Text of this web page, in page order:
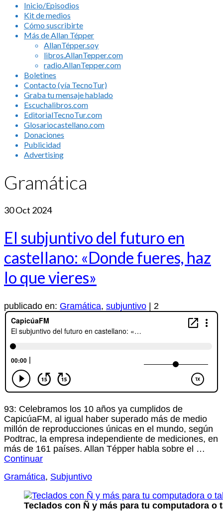
Inicio/Episodios
Kit de medios
Cómo suscribirte
Más de Allan Tépper
AllanTépper.soy
libros.AllanTepper.com
radio.AllanTepper.com
Boletines
Contacto (vía TecnoTur)
Graba tu mensaje hablado
Escuchalibros.com
EditorialTecnoTur.com
Glosariocastellano.com
Donaciones
Publicidad
Advertising
Gramática
30Oct 2024
El subjuntivo del futuro en
castellano: «Donde fueres, haz
lo que vieres»
publicado en: Gramática, subjuntivo 2
93: Celebramos los 10 años ya cumplidos de
CapicúaFM, al igual haber superado más de medio
millón de reproducciones únicas en el mundo, según
Podtrac, la empresa independiente de mediciones, en
más de 161 países. Allan Tépper habla sobre el …
Continuar
Gramática, Subjuntivo
Teclados con Ñ y más para tu computadora o